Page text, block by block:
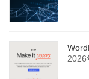
2026